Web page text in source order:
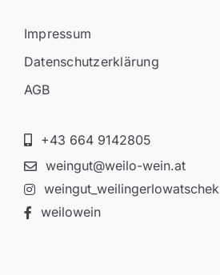
Impressum
Datenschutzerklärung
AGB
+43 664 9142805
weingut@weilo-wein.at
weingut_weilingerlowatschek
weilowein